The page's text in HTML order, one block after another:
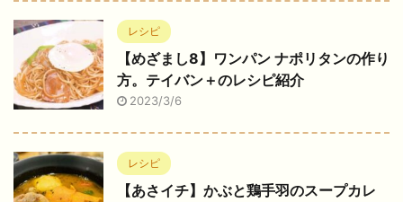
レシピ
【めざまし8】ワンパン ナポリタンの作り
方。テイバン＋のレシピ紹介
2023/3/6
レシピ
【あさイチ】かぶと鶏手羽のスープカレ